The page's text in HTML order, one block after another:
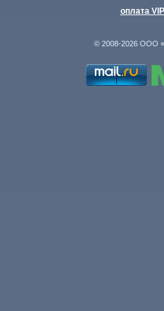
оплата VIP
© 2008-2026 ООО «